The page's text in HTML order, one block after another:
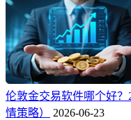
伦敦金交易软件哪个好
情策略）
2026-06-23